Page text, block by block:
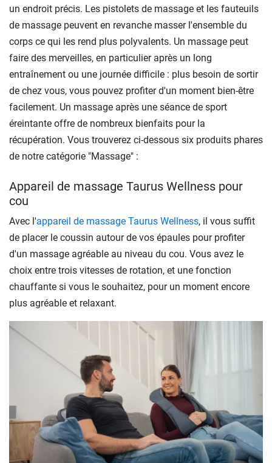
un endroit précis. Les pistolets de massage et les fauteuils
de massage peuvent en revanche masser l'ensemble du
corps ce qui les rend plus polyvalents. Un massage peut
faire des merveilles, en particulier après un long
entraînement ou une journée difficile : plus besoin de sortir
de chez vous, vous pouvez profiter d'un moment bien-être
facilement. Un massage après une séance de sport
éreintante offre de nombreux bienfaits pour la
récupération. Vous trouverez ci-dessous six produits phares
de notre catégorie "Massage" :
Appareil de massage Taurus Wellness pour
cou
Avec l'appareil de massage Taurus Wellness, il vous suffit
de placer le coussin autour de vos épaules pour profiter
d'un massage agréable au niveau du cou. Vous avez le
choix entre trois vitesses de rotation, et une fonction
chauffante si vous le souhaitez, pour un moment encore
plus agréable et relaxant.